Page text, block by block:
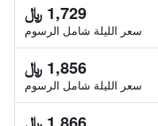
1,729 ﷼
سعر الليلة شامل الرسوم
1,856 ﷼
سعر الليلة شامل الرسوم